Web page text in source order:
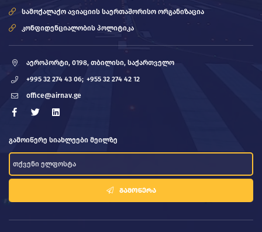
სამოქალაქო ავიაციის საერთაშორისო ორგანიზაცია
კონფიდენციალობის პოლიტიკა
აეროპორტი, 0198, თბილისი, საქართველო
+995 32 274 43 06; +955 32 274 42 12
office@airnav.ge
გამოიწერე სიახლეები მეილზე
ᲒᲐᲛᲝᲬᲔᲠᲐ